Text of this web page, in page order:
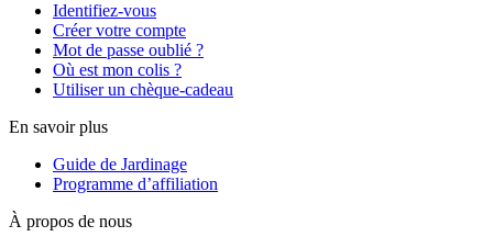
Identifiez-vous
Créer votre compte
Mot de passe oublié ?
Où est mon colis ?
Utiliser un chèque-cadeau
En savoir plus
Guide de Jardinage
Programme d’affiliation
À propos de nous